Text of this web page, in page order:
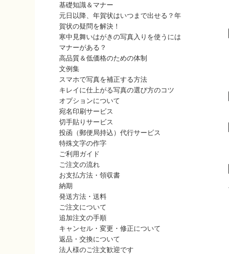
基礎知識＆マナー
元日以降、年賀状はいつまで出せる？年
賀状の疑問を解決！
寒中見舞いはがきの写真入りを使うには
マナーがある？
高品質＆低価格のための体制
文例集
スマホで写真を補正する方法
キレイに仕上がる写真の選び方のコツ
オプションについて
宛名印刷サービス
切手貼りサービス
投函（郵便局持込）代行サービス
特殊文字の作字
ご利用ガイド
ご注文の流れ
お支払方法・領収書
納期
発送方法・送料
ご注文について
追加注文の手順
キャンセル・変更・修正について
返品・交換について
法人様のご注文歓迎です